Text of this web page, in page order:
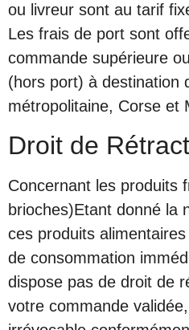
ou livreur sont au tarif
Les frais de port sont
commande supérieure
(hors port) à destination
métropolitaine, Corse et
Droit de
Concernant les produits
brioches)Etant donné la
ces produits
de consommation
dispose pas de droit de
votre commande